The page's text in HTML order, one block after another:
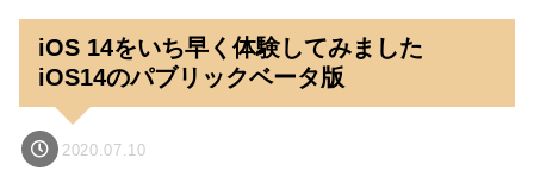
iOS 14をいち早く体験してみました
iOS14のパブリックベータ版
2020.07.10